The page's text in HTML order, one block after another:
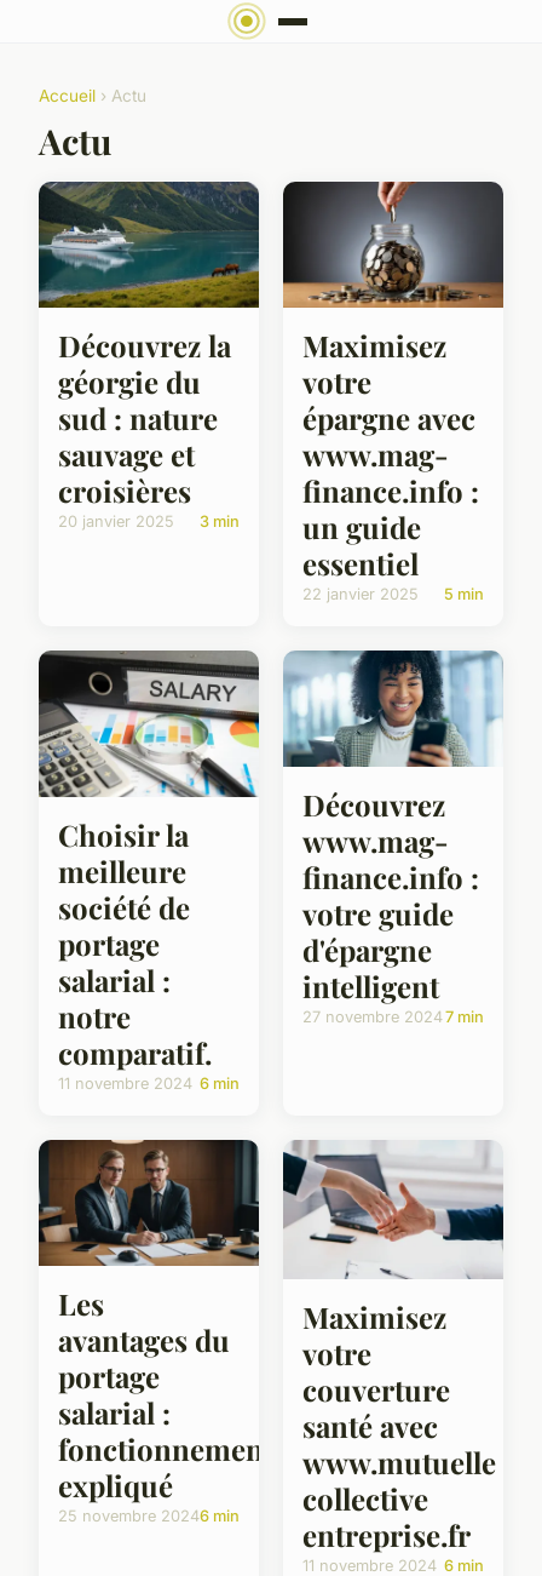
Accueil › Actu
Actu
Découvrez la
géorgie du
sud : nature
sauvage et
croisières
20 janvier 2025 3 min
Maximisez
votre
épargne avec
www.mag-
finance.info :
un guide
essentiel
22 janvier 2025 5 min
Choisir la
meilleure
société de
portage
salarial :
notre
comparatif.
11 novembre 2024 6 min
Découvrez
www.mag-
finance.info :
votre guide
d'épargne
intelligent
27 novembre 20247 min
Les
avantages du
portage
salarial :
fonctionnement
expliqué
25 novembre 20246 min
Maximisez
votre
couverture
santé avec
www.mutuelle
collective
entreprise.fr
11 novembre 2024 6 min